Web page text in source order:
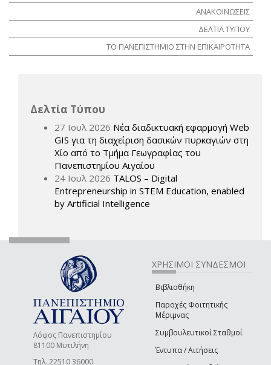
ΑΝΑΚΟΙΝΩΣΕΙΣ
ΔΕΛΤΙΑ ΤΥΠΟΥ
ΤΟ ΠΑΝΕΠΙΣΤΗΜΙΟ ΣΤΗΝ ΕΠΙΚΑΙΡΟΤΗΤΑ
Δελτία Τύπου
27 Ιουλ 2026 Νέα διαδικτυακή εφαρμογή Web
GIS για τη διαχείριση δασικών πυρκαγιών στη
Χίο από το Τμήμα Γεωγραφίας του
Πανεπιστημίου Αιγαίου
24 Ιουλ 2026 TALOS – Digital
Entrepreneurship in STEM Education, enabled
by Artificial Intelligence
Λόφος Πανεπιστημίου
81100 Μυτιλήνη
Τηλ. 22510 36000
ΧΡΗΣΙΜΟΙ ΣΥΝΔΕΣΜΟΙ
Βιβλιοθήκη
Παροχές Φοιτητικής
Μέριμνας
Συμβουλευτικοί Σταθμοί
Έντυπα / Αιτήσεις